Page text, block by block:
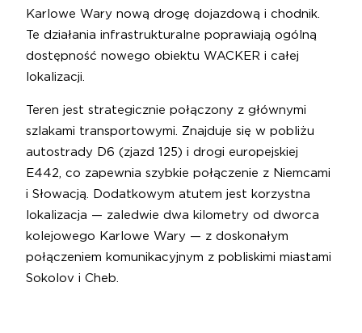
Karlowe Wary nową drogę dojazdową i chodnik.
Te działania infrastrukturalne poprawiają ogólną
dostępność nowego obiektu WACKER i całej
lokalizacji.
Teren jest strategicznie połączony z głównymi
szlakami transportowymi. Znajduje się w pobliżu
autostrady D6 (zjazd 125) i drogi europejskiej
E442, co zapewnia szybkie połączenie z Niemcami
i Słowacją. Dodatkowym atutem jest korzystna
lokalizacja — zaledwie dwa kilometry od dworca
kolejowego Karlowe Wary — z doskonałym
połączeniem komunikacyjnym z pobliskimi miastami
Sokolov i Cheb.